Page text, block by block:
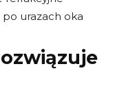
urazach oka